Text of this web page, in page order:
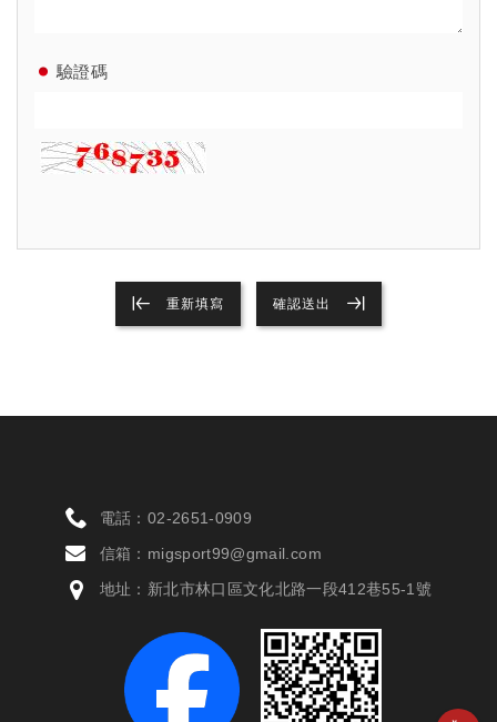
驗證碼
重新填寫 確認送出
電話： 02-2651-0909
信箱： migsport99@gmail.com
地址：新北市林口區文化北路一段412巷55-1號